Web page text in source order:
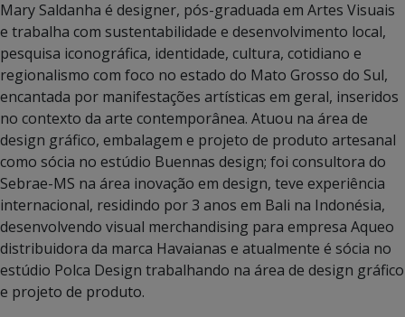
Mary Saldanha é designer, pós-graduada em Artes Visuais
e trabalha com sustentabilidade e desenvolvimento local,
pesquisa iconográfica, identidade, cultura, cotidiano e
regionalismo com foco no estado do Mato Grosso do Sul,
encantada por manifestações artísticas em geral, inseridos
no contexto da arte contemporânea. Atuou na área de
design gráfico, embalagem e projeto de produto artesanal
como sócia no estúdio Buennas design; foi consultora do
Sebrae-MS na área inovação em design, teve experiência
internacional, residindo por 3 anos em Bali na Indonésia,
desenvolvendo visual merchandising para empresa Aqueo
distribuidora da marca Havaianas e atualmente é sócia no
estúdio Polca Design trabalhando na área de design gráfico
e projeto de produto.